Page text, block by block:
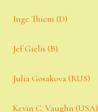
Inge Thiem (D)
Jef Gielis (B)
Julia Gosakova (RUS)
Kevin C. Vaughn (USA)